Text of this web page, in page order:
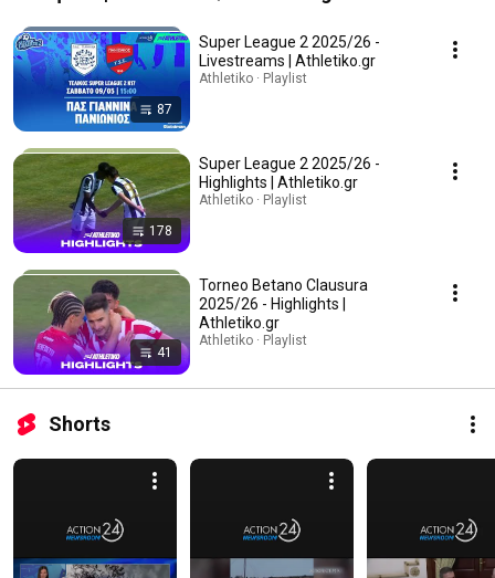
87
Super League 2 2025/26 -
Livestreams | Athletiko.gr
Athletiko · Playlist
178
Super League 2 2025/26 -
Highlights | Athletiko.gr
Athletiko · Playlist
41
Torneo Betano Clausura
2025/26 - Highlights |
Athletiko.gr
Athletiko · Playlist
Shorts